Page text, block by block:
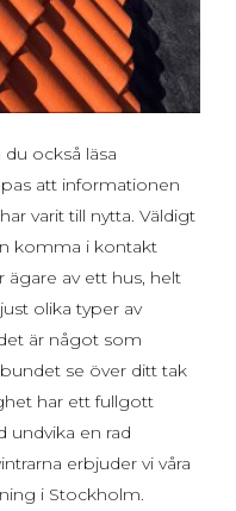
också läsa
att informationen
varit till nytta. Väldigt
komma i kontakt
av ett hus, helt
olika typer av
är något som
se över ditt tak
har ett fullgott
undvika en rad
erbjuder vi våra
i Stockholm.